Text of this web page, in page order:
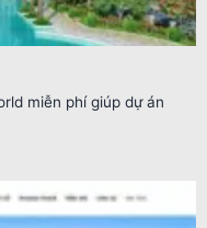
miễn phí giúp dự án